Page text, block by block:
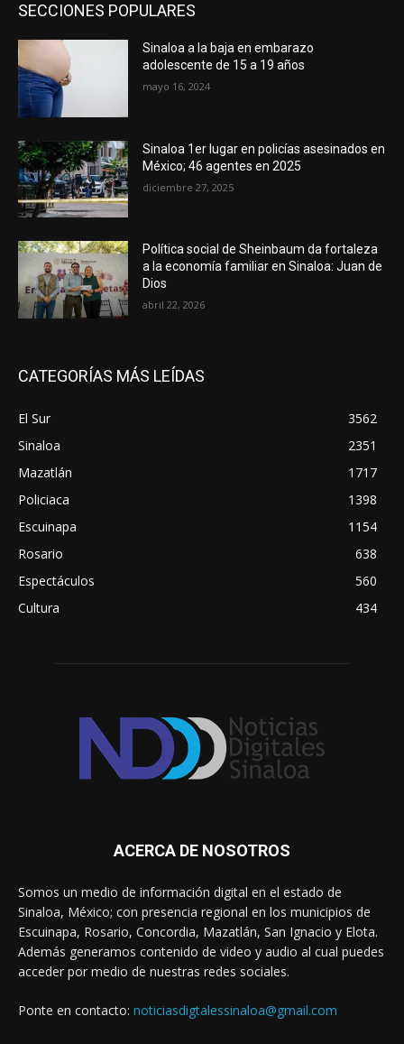
SECCIONES POPULARES
Sinaloa a la baja en embarazo
adolescente de 15 a 19 años
mayo 16, 2024
Sinaloa 1er lugar en policías asesinados en
México; 46 agentes en 2025
diciembre 27, 2025
Política social de Sheinbaum da fortaleza
a la economía familiar en Sinaloa: Juan de
Dios
abril 22, 2026
CATEGORÍAS MÁS LEÍDAS
El Sur
3562
Sinaloa
2351
Mazatlán
1717
Policiaca
1398
Escuinapa
1154
Rosario
638
Espectáculos
560
Cultura
434
ACERCA DE NOSOTROS
Somos un medio de información digital en el estado de
Sinaloa, México; con presencia regional en los municipios de
Escuinapa, Rosario, Concordia, Mazatlán, San Ignacio y Elota.
Además generamos contenido de video y audio al cual puedes
acceder por medio de nuestras redes sociales.
Ponte en contacto: noticiasdigtalessinaloa@gmail.com